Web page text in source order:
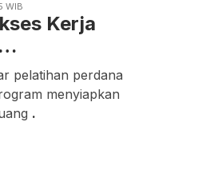
WIB
Kerja
pelatihan perdana
menyiapkan
.